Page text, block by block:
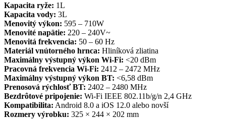
Kapacita ryže: 1L
Kapacita vody: 3L
Menovitý výkon: 595 – 710W
Menovité napätie: 220 – 240V~
Menovitá frekvencia: 50 – 60 Hz
Materiál vnútorného hrnca: Hliníková zliatina
Maximálny výstupný výkon Wi-Fi: <20 dBm
Pracovná frekvencia Wi-Fi: 2412 – 2472 MHz
Maximálny výstupný výkon BT: <6,58 dBm
Prenosová rýchlosť BT: 2402 – 2480 MHz
Bezdrôtové pripojenie: Wi-Fi IEEE 802.11b/g/n 2,4 GHz
Kompatibilita: Android 8.0 a iOS 12.0 alebo novší
Rozmery výrobku: 325 × 244 × 202 mm